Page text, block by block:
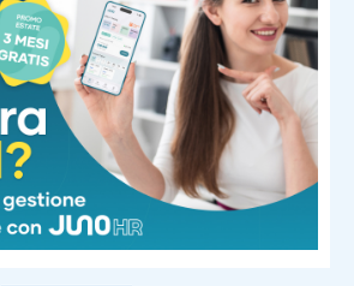
Salute e Benessere
Fauci colpevole di oltraggio al
Congresso, ora rischia processo
Salute e Benessere
Morto dopo la puntura di un
calabrone, cosa fare subito: cosa
dice l’allergologa